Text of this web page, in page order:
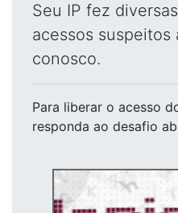
Seu IP fez
acessos suspeitos
conosco.
Para liberar o acesso
responda ao desafio